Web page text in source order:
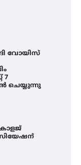
ദി വോയിസ്
7
ചെയ്യുന്നു